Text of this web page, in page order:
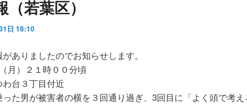
若葉区）
日 18:10
ありましたのでお知らせします。
月）２１時００分頃
台３丁目付近
た男が被害者の横を３回通り過ぎ、3回目に「よく頭で考え